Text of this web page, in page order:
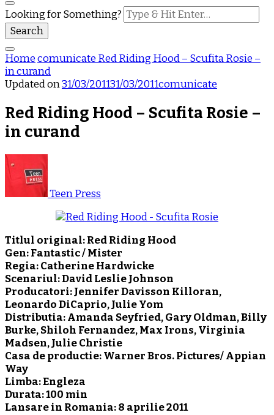
Looking for Something?
Homecomunicate Red Riding Hood – Scufita Rosie –
in curand
Updated on31/03/201131/03/2011comunicate
Red Riding Hood – Scufita Rosie –
in curand
Teen Press
Titlul original: Red Riding Hood
Gen: Fantastic / Mister
Regia: Catherine Hardwicke
Scenariul: David Leslie Johnson
Producatori: Jennifer Davisson Killoran,
Leonardo DiCaprio, Julie Yom
Distributia: Amanda Seyfried, Gary Oldman, Billy
Burke, Shiloh Fernandez, Max Irons, Virginia
Madsen, Julie Christie
Casa de productie: Warner Bros. Pictures/ Appian
Way
Limba: Engleza
Durata: 100 min
Lansare in Romania: 8 aprilie 2011